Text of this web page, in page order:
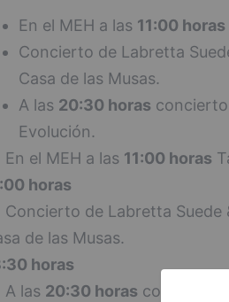
En el MEH a las 11:00 horas
Concierto de Labretta
Casa de las Musas.
A las 20:30 horas concierto
Evolución.
En el MEH a las 11:00 horas
horas
Concierto de Labretta Suede
de las Musas.
horas
A las 20:30 horas concierto